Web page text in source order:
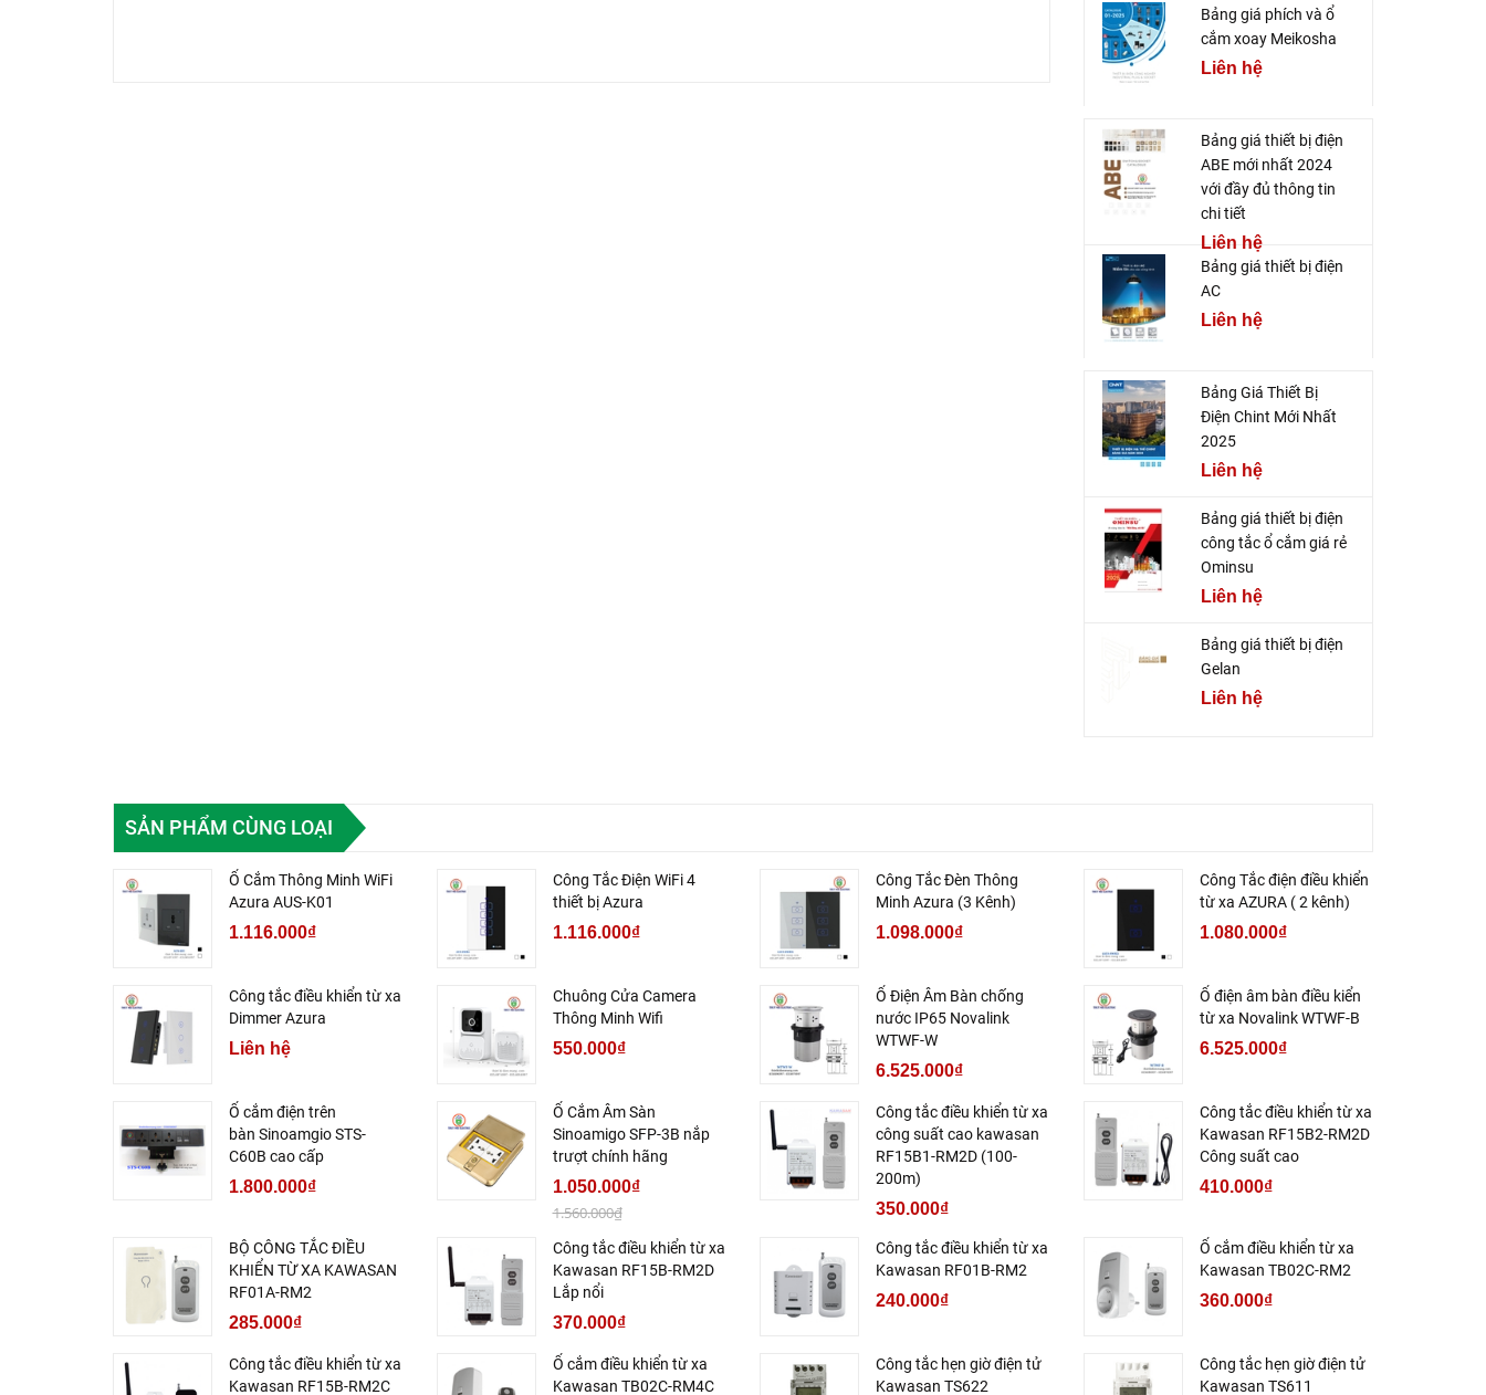
Bảng giá phích và ổ
cắm xoay Meikosha
Liên hệ
Bảng giá thiết bị điện
ABE mới nhất 2024
với đầy đủ thông tin
chi tiết
Liên hệ
Bảng giá thiết bị điện
AC
Liên hệ
Bảng Giá Thiết Bị
Điện Chint Mới Nhất
2025
Liên hệ
Bảng giá thiết bị điện
công tắc ổ cắm giá rẻ
Ominsu
Liên hệ
Bảng giá thiết bị điện
Gelan
Liên hệ
SẢN PHẨM CÙNG LOẠI
Ổ Cắm Thông Minh WiFi
Azura AUS-K01
1.116.000₫
Công Tắc Điện WiFi 4
thiết bị Azura
1.116.000₫
Công Tắc Đèn Thông
Minh Azura (3 Kênh)
1.098.000₫
Công Tắc điện điều khiển
từ xa AZURA ( 2 kênh)
1.080.000₫
Công tắc điều khiển từ xa
Dimmer Azura
Liên hệ
Chuông Cửa Camera
Thông Minh Wifi
550.000₫
Ổ Điện Âm Bàn chống
nước IP65 Novalink
WTWF-W
6.525.000₫
Ổ điện âm bàn điều kiển
từ xa Novalink WTWF-B
6.525.000₫
Ổ cắm điện trên
bàn Sinoamgio STS-
C60B cao cấp
1.800.000₫
Ổ Cắm Âm Sàn
Sinoamigo SFP-3B nắp
trượt chính hãng
1.050.000₫
1.560.000₫
Công tắc điều khiển từ xa
công suất cao kawasan
RF15B1-RM2D (100-
200m)
350.000₫
Công tắc điều khiển từ xa
Kawasan RF15B2-RM2D
Công suất cao
410.000₫
BỘ CÔNG TẮC ĐIỀU
KHIỂN TỪ XA KAWASAN
RF01A-RM2
285.000₫
Công tắc điều khiển từ xa
Kawasan RF15B-RM2D
Lắp nổi
370.000₫
Công tắc điều khiển từ xa
Kawasan RF01B-RM2
240.000₫
Ổ cắm điều khiển từ xa
Kawasan TB02C-RM2
360.000₫
Công tắc điều khiển từ xa
Kawasan RF15B-RM2C
Ổ cắm điều khiển từ xa
Kawasan TB02C-RM4C
Công tắc hẹn giờ điện tử
Kawasan TS622
Công tắc hẹn giờ điện tử
Kawasan TS611